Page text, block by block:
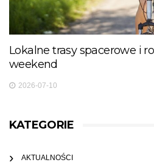
Lokalne trasy spacerowe i
weekend
2026-07-10
KATEGORIE
AKTUALNOŚCI